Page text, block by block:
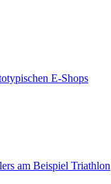
E-Shops
am Beispiel Triathlon